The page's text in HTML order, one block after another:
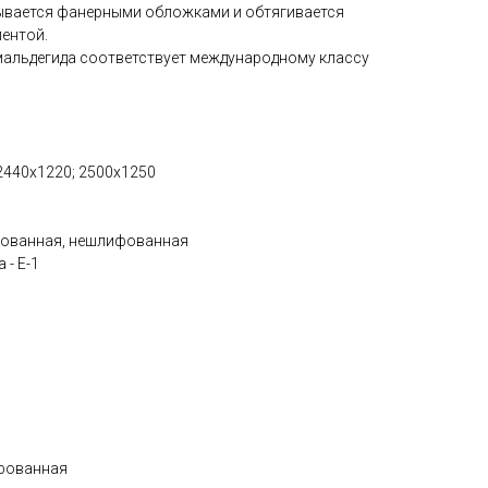
фанерными обложками и обтягивается
соответствует международному классу
2500х1250
нешлифованная
- Е-1